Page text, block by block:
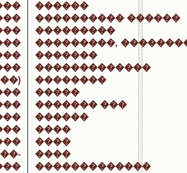
������
���������� ������
���������
���������,
�������
�������������
��������
�����
������� ���
������
����
����
����
�������������